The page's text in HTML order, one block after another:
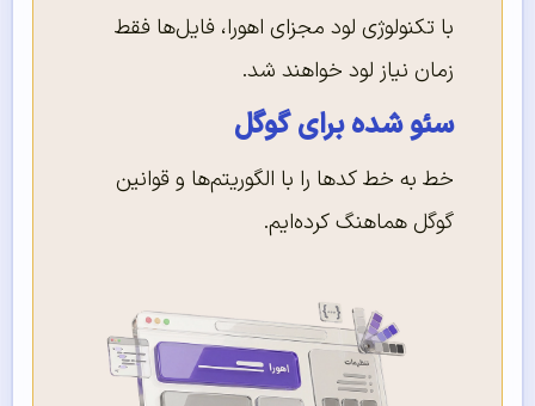
با تکنولوژی لود مجزای اهورا، فایل‌ها فقط
زمان نیاز لود خواهند شد.
سئو شده برای گوگل
خط به خط کدها را با الگوریتم‌ها و قوانین
گوگل هماهنگ کرده‌ایم.